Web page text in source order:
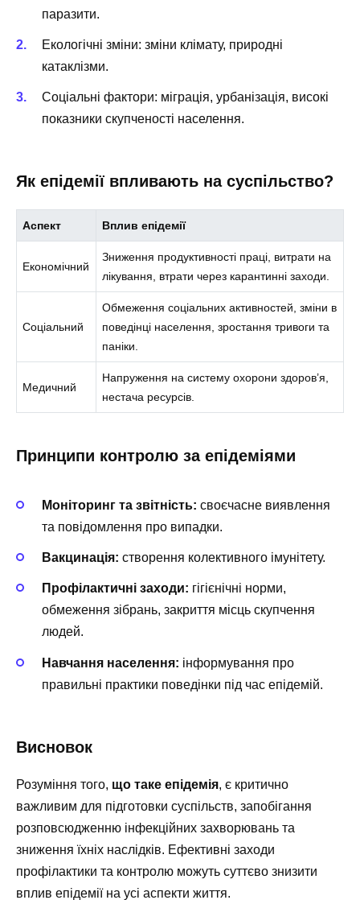
паразити.
Екологічні зміни: зміни клімату, природні
катаклізми.
Соціальні фактори: міграція, урбанізація, високі
показники скупченості населення.
Як епідемії впливають на суспільство?
Аспект Вплив епідемії
Економічний
Зниження продуктивності праці, витрати на
лікування, втрати через карантинні заходи.
Соціальний
Обмеження соціальних активностей, зміни в
поведінці населення, зростання тривоги та
паніки.
Медичний
Напруження на систему охорони здоров’я,
нестача ресурсів.
Принципи контролю за епідеміями
Моніторинг та звітність: своєчасне виявлення
та повідомлення про випадки.
Вакцинація: створення колективного імунітету.
Профілактичні заходи: гігієнічні норми,
обмеження зібрань, закриття місць скупчення
людей.
Навчання населення: інформування про
правильні практики поведінки під час епідемій.
Висновок
Розуміння того, що таке епідемія, є критично
важливим для підготовки суспільств, запобігання
розповсюдженню інфекційних захворювань та
зниження їхніх наслідків. Ефективні заходи
профілактики та контролю можуть суттєво знизити
вплив епідемії на усі аспекти життя.